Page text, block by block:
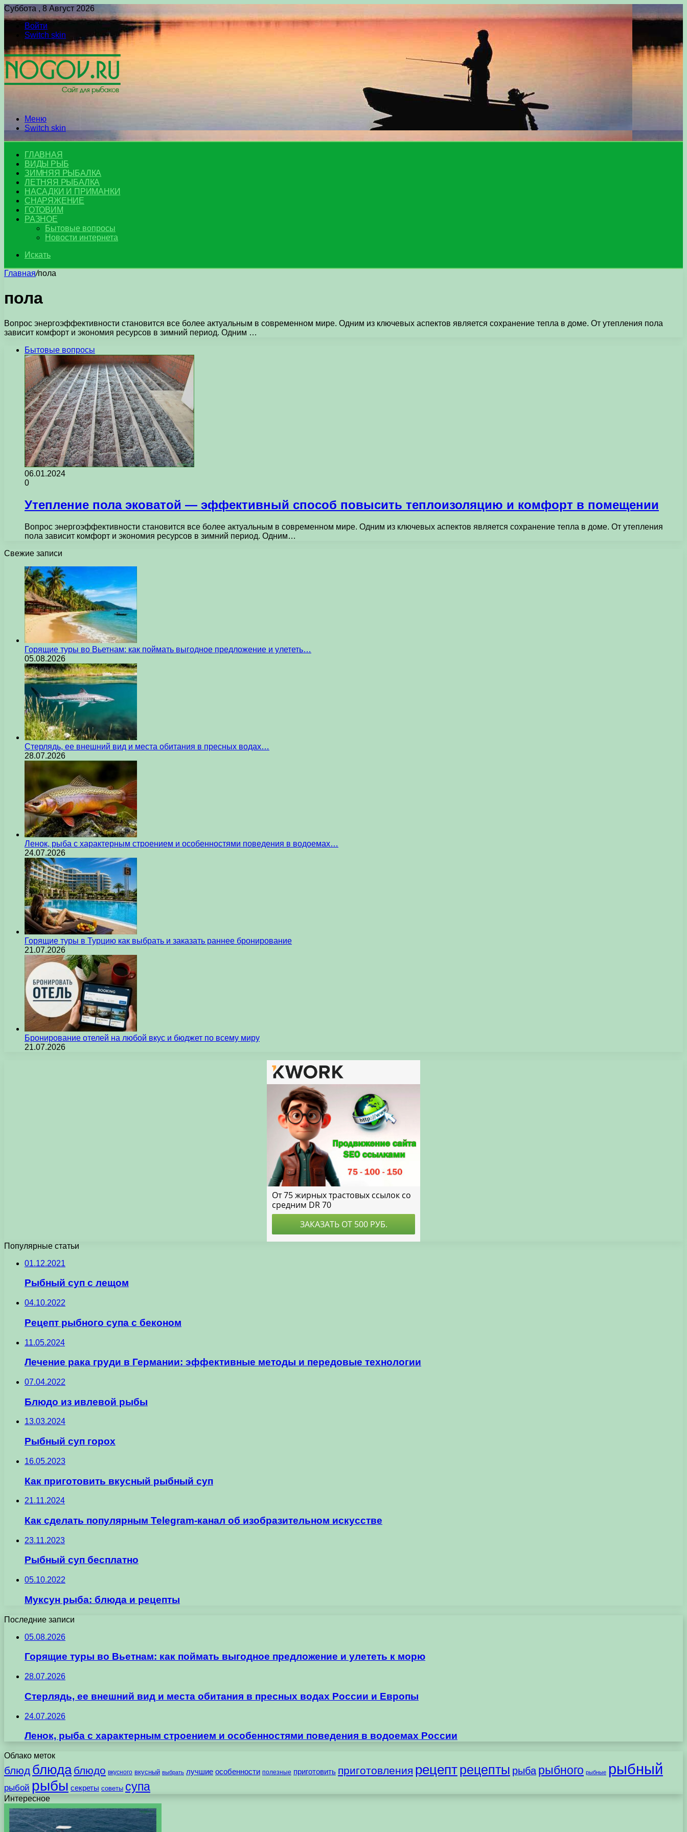
Суббота , 8 Август 2026
Войти
Switch skin
Меню
Switch skin
ГЛАВНАЯ
ВИДЫ РЫБ
ЗИМНЯЯ РЫБАЛКА
ЛЕТНЯЯ РЫБАЛКА
НАСАДКИ И ПРИМАНКИ
СНАРЯЖЕНИЕ
ГОТОВИМ
РАЗНОЕ
Бытовые вопросы
Новости интернета
Искать
Главная/пола
пола
Вопрос энергоэффективности становится все более актуальным в современном мире. Одним из ключевых аспектов является сохранение тепла в доме. От утепления пола
зависит комфорт и экономия ресурсов в зимний период. Одним …
Бытовые вопросы
06.01.2024
0
Утепление пола эковатой — эффективный способ повысить теплоизоляцию и комфорт в помещении
Вопрос энергоэффективности становится все более актуальным в современном мире. Одним из ключевых аспектов является сохранение тепла в доме. От утепления
пола зависит комфорт и экономия ресурсов в зимний период. Одним…
Свежие записи
Горящие туры во Вьетнам: как поймать выгодное предложение и улететь…
05.08.2026
Стерлядь, ее внешний вид и места обитания в пресных водах…
28.07.2026
Ленок, рыба с характерным строением и особенностями поведения в водоемах…
24.07.2026
Горящие туры в Турцию как выбрать и заказать раннее бронирование
21.07.2026
Бронирование отелей на любой вкус и бюджет по всему миру
21.07.2026
Популярные статьи
01.12.2021
Рыбный суп с лещом
04.10.2022
Рецепт рыбного супа с беконом
11.05.2024
Лечение рака груди в Германии: эффективные методы и передовые технологии
07.04.2022
Блюдо из ивлевой рыбы
13.03.2024
Рыбный суп горох
16.05.2023
Как приготовить вкусный рыбный суп
21.11.2024
Как сделать популярным Telegram-канал об изобразительном искусстве
23.11.2023
Рыбный суп бесплатно
05.10.2022
Муксун рыба: блюда и рецепты
Последние записи
05.08.2026
Горящие туры во Вьетнам: как поймать выгодное предложение и улететь к морю
28.07.2026
Стерлядь, ее внешний вид и места обитания в пресных водах России и Европы
24.07.2026
Ленок, рыба с характерным строением и особенностями поведения в водоемах России
Облако меток
блюд блюда блюдо вкусного вкусный выбрать лучшие особенности полезные приготовить приготовления рецептрецепты рыба рыбного рыбные рыбный
рыбой рыбы секреты советы супа
Интересное